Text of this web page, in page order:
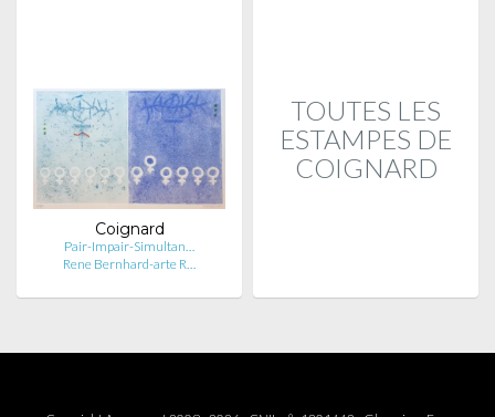
Coignard
Pair-Impair-Simultan…
Rene Bernhard-arte R…
TOUTES LES
ESTAMPES DE
COIGNARD